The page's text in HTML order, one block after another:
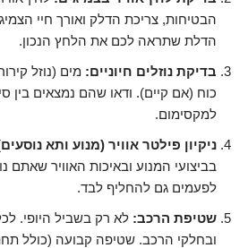
הבטיחות, צריכת הדלק ואורך חיי
הדלת שתראה לכם את הלחץ הנכון.
בדיקת נוזלים חיוניים: מים (נוזל
כוח (אם קיים). ודאו שהם נמצאים בין
למקסימום.
ניקיון פילטר אוויר (מנוע ותא
בביצועי המנוע ובאיכות האוויר שאתם
לפעמים גם להחליף לבד.
שטיפת הרכב: לא רק בשביל היופי.
ובחלקי הרכב. שטיפה קבועה (כולל